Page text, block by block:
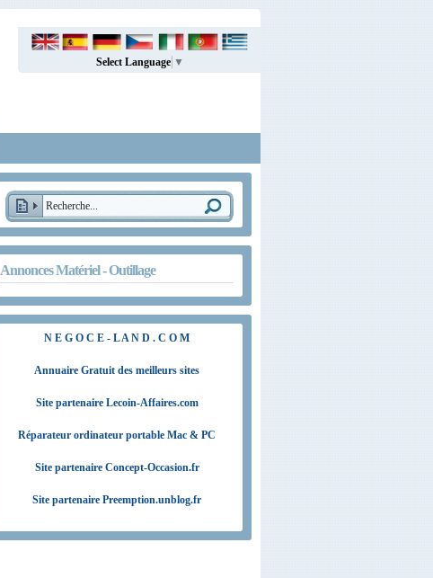
Select Language ▼
Annonces Matériel - Outillage
N E G O C E - L A N D . C O M
Annuaire Gratuit des meilleurs sites
Site partenaire Lecoin-Affaires.com
Réparateur ordinateur portable Mac & PC
Site partenaire Concept-Occasion.fr
Site partenaire Preemption.unblog.fr